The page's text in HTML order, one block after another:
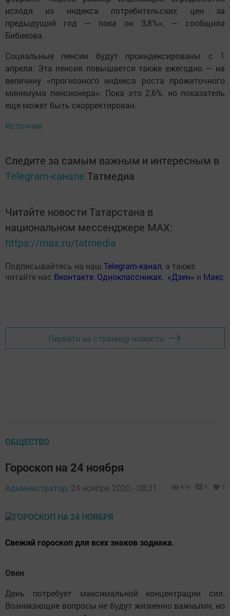
исходя из индекса потребительских цен за
предыдущий год — пока он 3,8%», — сообщила
Бибикова.
Социальные пенсии будут проиндексированы с 1
апреля. Эта пенсия повышается также ежегодно — на
величину «прогнозного индекса роста прожиточного
минимума пенсионера». Пока это 2,6%, но показатель
еще может быть скорректирован.
Источник
Следите за самым важным и интересным в
Telegram-канале Татмедиа
Читайте новости Татарстана в
национальном мессенджере MАХ:
https://max.ru/tatmedia
Подписывайтесь на наш Telegram-канал, а также
читайте нас Вконтакте, Одноклассниках, «Дзен» и Макс
Перейти на страницу новости
ОБЩЕСТВО
Гороскоп на 24 ноября
Администратор, 24 ноября 2020 - 08:31 919 0 0
Свежий гороскоп для всех знаков зодиака.
Овен
День потребует максимальной концентрации сил.
Возникающие вопросы не будут жизненно важными, но